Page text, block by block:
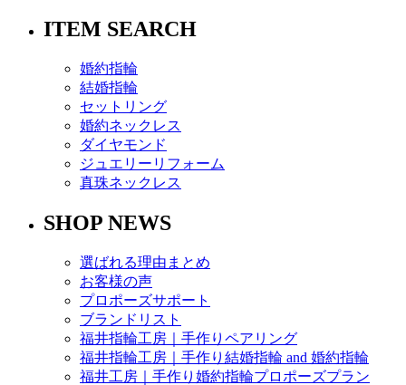
ITEM SEARCH
婚約指輪
結婚指輪
セットリング
婚約ネックレス
ダイヤモンド
ジュエリーリフォーム
真珠ネックレス
SHOP NEWS
選ばれる理由まとめ
お客様の声
プロポーズサポート
ブランドリスト
福井指輪工房｜手作りペアリング
福井指輪工房｜手作り結婚指輪 and 婚約指輪
福井工房｜手作り婚約指輪プロポーズプラン